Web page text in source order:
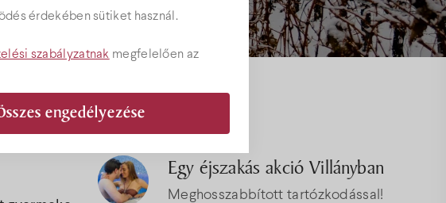
érdekében sütiket használ.
szabályzatnak megfelelően az
engedélyezéseAkciók
Egy éjszakás akció Villányban
Meghosszabbított tartózkodással!